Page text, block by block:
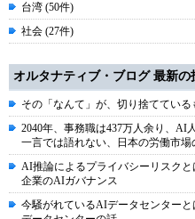
台湾 (50件)
社会 (27件)
オルタナティブ・ブログ 最新の
その「なんて」が、切り捨てている
2040年、事務職は437万人余り、AI
一言では語れない、日本の労働市場
AI推論によるプライバシーリスクと
企業のAIガバナンス
今騒がれているAIデータセンター